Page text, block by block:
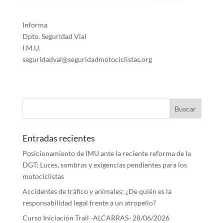
Informa
Dpto. Seguridad Vial
I.M.U.
seguridadval@seguridadmotociclistas.org
Entradas recientes
Posicionamiento de IMU ante la reciente reforma de la
DGT: Luces, sombras y exigencias pendientes para los
motociclistas
Accidentes de tráfico y animales: ¿De quién es la
responsabilidad legal frente a un atropello?
Curso Iniciación Trail -ALCARRAS- 28/06/2026